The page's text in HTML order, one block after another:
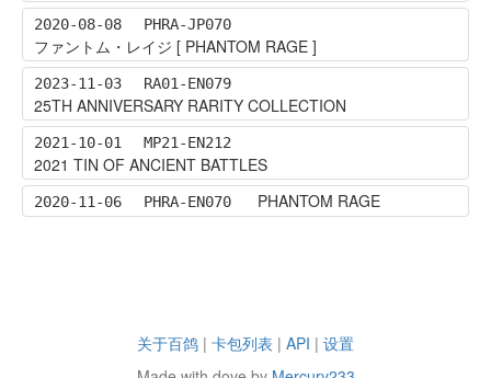
2020-08-08 PHRA-JP070
ファントム・レイジ [ PHANTOM RAGE ]
2023-11-03 RA01-EN079
25TH ANNIVERSARY RARITY COLLECTION
2021-10-01 MP21-EN212
2021 TIN OF ANCIENT BATTLES
2020-11-06 PHRA-EN070 PHANTOM RAGE
关于百鸽 | 卡包列表 | API | 设置